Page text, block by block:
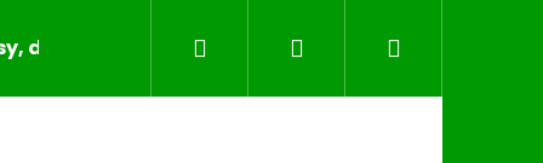
dečky, běhouny, povlaky na polštáře
Hledat PřihlášeníNákupní